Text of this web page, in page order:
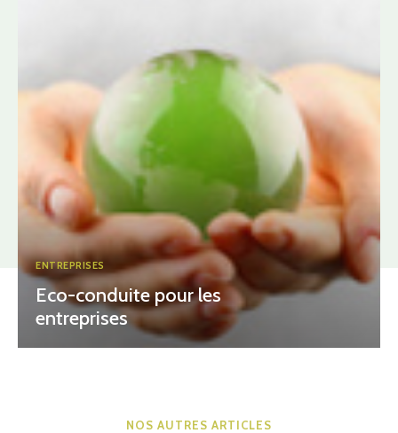
ENTREPRISES
Eco-conduite pour les
entreprises
NOS AUTRES ARTICLES